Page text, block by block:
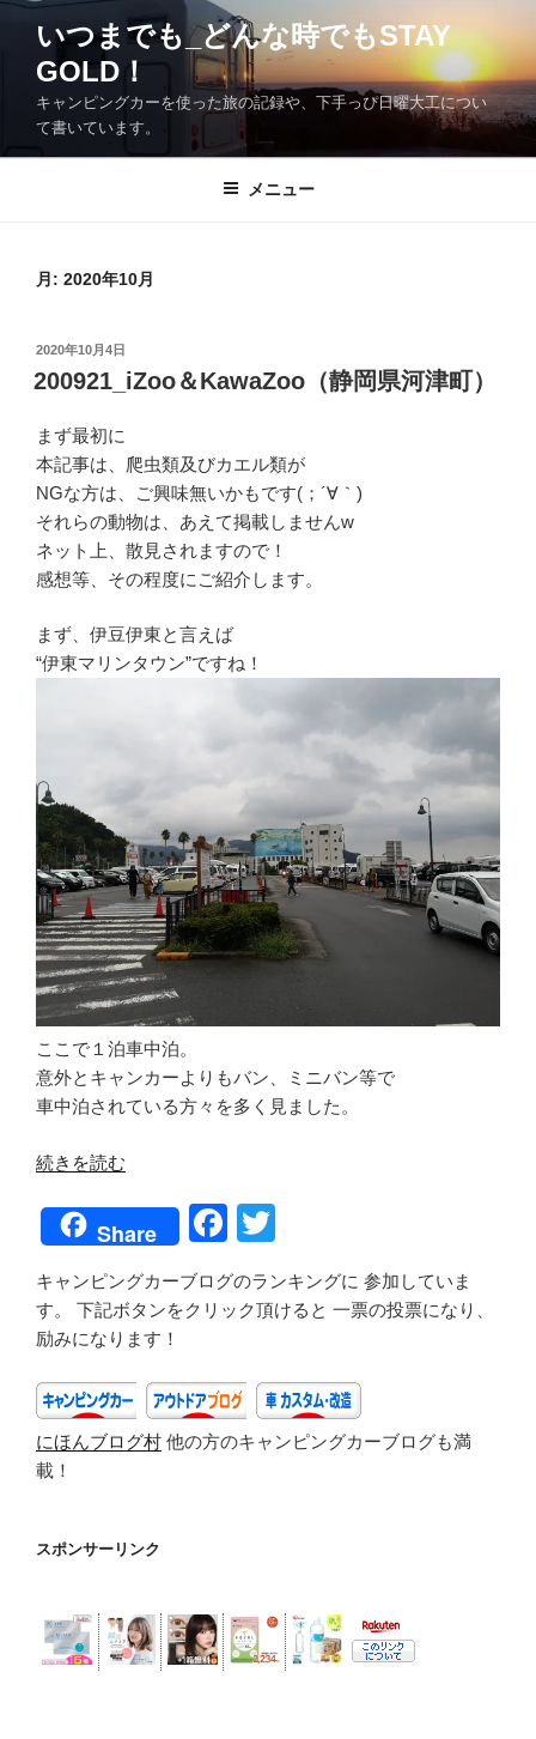
へ
いつまでも_どんな時でもSTAY
GOLD！
キャンピングカーを使った旅の記録や、下手っぴ日曜大工につい
て書いています。
メニュー
月: 2020年10月
投
稿
日:
2020年10月4日
200921_iZoo＆KawaZoo（静岡県河津町）
まず最初に
本記事は、爬虫類及びカエル類が
NGな方は、ご興味無いかもです(；´∀｀)
それらの動物は、あえて掲載しませんw
ネット上、散見されますので！
感想等、その程度にご紹介します。
まず、伊豆伊東と言えば
“伊東マリンタウン”ですね！
ここで１泊車中泊。
意外とキャンカーよりもバン、ミニバン等で
車中泊されている方々を多く見ました。
“200921_iZoo
KawaZoo（静
岡
県
河
津
の
続きを読む
Share
F
a
c
b
o
o
tt
キャンピングカーブログのランキングに 参加していま
す。 下記ボタンをクリック頂けると 一票の投票になり、
励みになります！
にほんブログ村 他の方のキャンピングカーブログも満
載！
スポンサーリンク